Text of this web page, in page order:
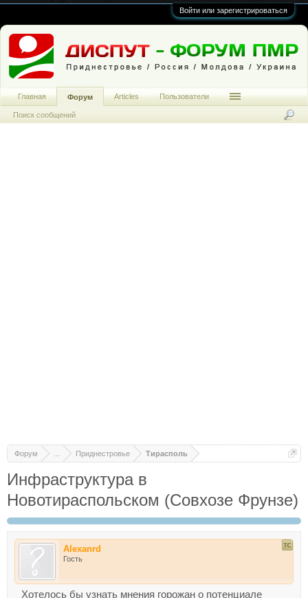
Войти или зарегистрироваться
Форум Приднестровье Тирасполь
Инфраструктура в
Новотираспольскoм (Совхозе Фрунзе)
Alexanrd
Гость
Хотелось бы узнать мнения горожан о потенциале
Главная Форум
Поиск сообщений
Articles Пользователи